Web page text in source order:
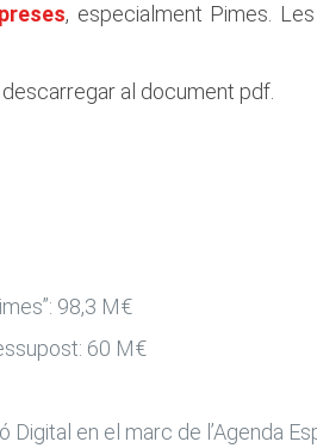
, especialment Pimes.
al document pdf.
98,3 M€
60 M€
en el marc de l’Agenda